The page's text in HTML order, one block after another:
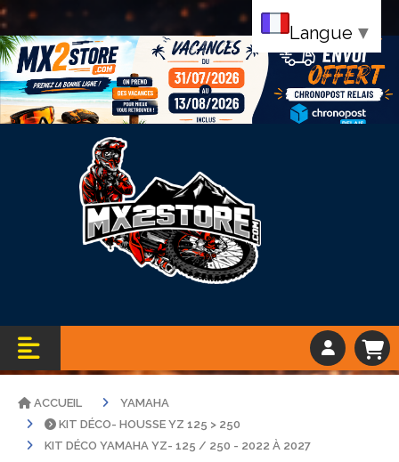
Bandeau vacance
ACCUEIL
YAMAHA
KIT DÉCO- HOUSSE YZ 125 > 250
KIT DÉCO YAMAHA YZ- 125 / 250 - 2022 À 2027
Langue ▼